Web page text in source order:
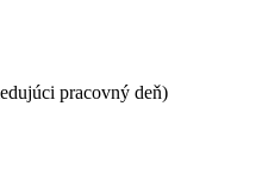
pracovný deň)